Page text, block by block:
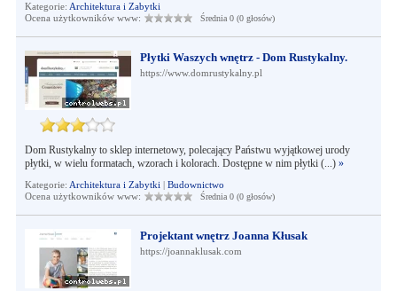
Kategorie: Architektura i Zabytki
Ocena użytkowników www:
Średnia 0 (0 głosów)
Płytki Waszych wnętrz - Dom Rustykalny.
https://www.domrustykalny.pl
Dom Rustykalny to sklep internetowy, polecający Państwu wyjątkowej urody
płytki, w wielu formatach, wzorach i kolorach. Dostępne w nim płytki (...) »
Kategorie: Architektura i Zabytki | Budownictwo
Ocena użytkowników www:
Średnia 0 (0 głosów)
Projektant wnętrz Joanna Kłusak
https://joannaklusak.com